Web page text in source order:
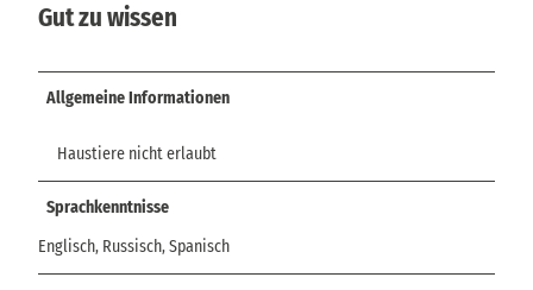
Gut zu wissen
Allgemeine Informationen
Haustiere nicht erlaubt
Sprachkenntnisse
Englisch, Russisch, Spanisch